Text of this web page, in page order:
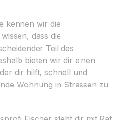
kennen wir die
dass die
Teil des
bieten wir dir einen
dir hilft, schnell und
Wohnung in Strassen zu